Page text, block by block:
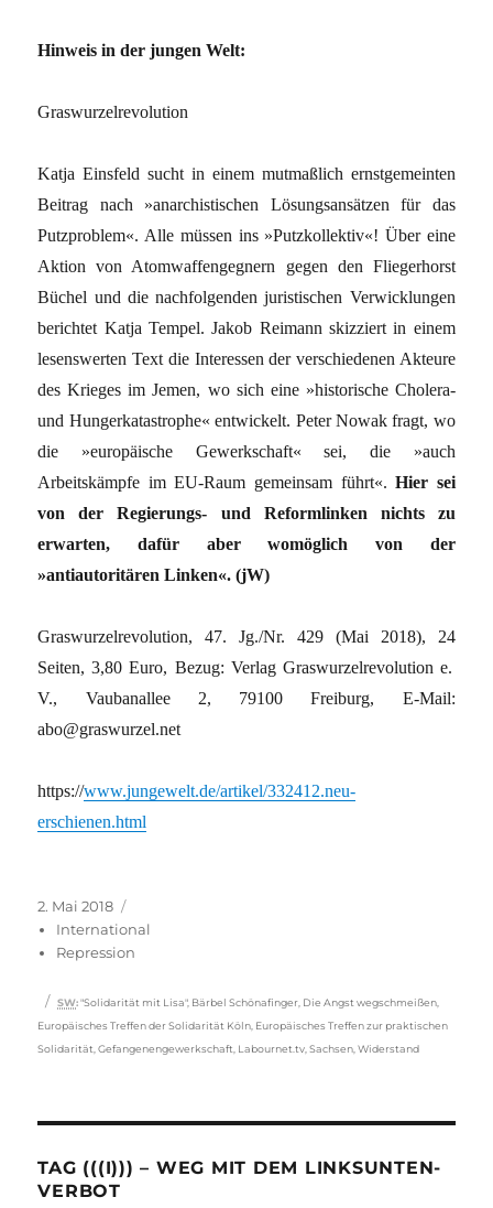
Hinweis in der jungen Welt:
Graswurzelrevolution
Katja Einsfeld sucht in einem mutmaßlich ernstgemeinten
Beitrag nach »anarchistischen Lösungsansätzen für das
Putzproblem«. Alle müssen ins »Putzkollektiv«! Über eine
Aktion von Atomwaffengegnern gegen den Fliegerhorst
Büchel und die nachfolgenden juristischen Verwicklungen
berichtet Katja Tempel. Jakob Reimann skizziert in einem
lesenswerten Text die Interessen der verschiedenen Akteure
des Krieges im Jemen, wo sich eine »historische Cholera-
und Hungerkatastrophe« entwickelt. Peter Nowak fragt, wo
die »europäische Gewerkschaft« sei, die »auch
Arbeitskämpfe im EU-Raum gemeinsam führt«.Hier sei
von der Regierungs- und Reformlinken nichts zu
erwarten, dafür aber womöglich von der
»antiautoritären Linken«. (jW)
Graswurzelrevolution, 47. Jg./Nr. 429 (Mai 2018), 24
Seiten, 3,80 Euro, Bezug: Verlag Graswurzelrevolution e.
V., Vauban­allee 2, 79100 Freiburg, E-Mail:
abo@graswurzel.net
https://www.jungewelt.de/artikel/332412.neu-
erschienen.html
Veröffentlicht
am
2. Mai 2018
International
Repression
Schlagwörter
SW: "Solidarität mit Lisa", Bärbel Schönafinger Die Angst wegschmeißen
Europäisches Treffen der Solidarität Köln Europäisches Treffen zur praktischen
Solidarität ,Gefangenengewerkschaft Labournet.tv ,Sachsen ,Widerstand
TAG (((I))) – WEG MIT DEM LINKSUNTEN-
VERBOT